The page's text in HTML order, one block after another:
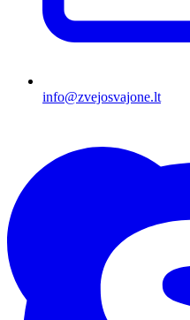
info@zvejosvajone.lt